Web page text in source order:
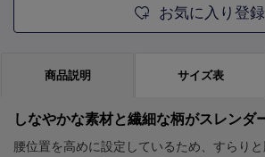
お気に入り登録
商品説明 サイズ表
しなやかな素材と繊細な柄がスレンダ
腰位置を高めに設定しているため、すらり